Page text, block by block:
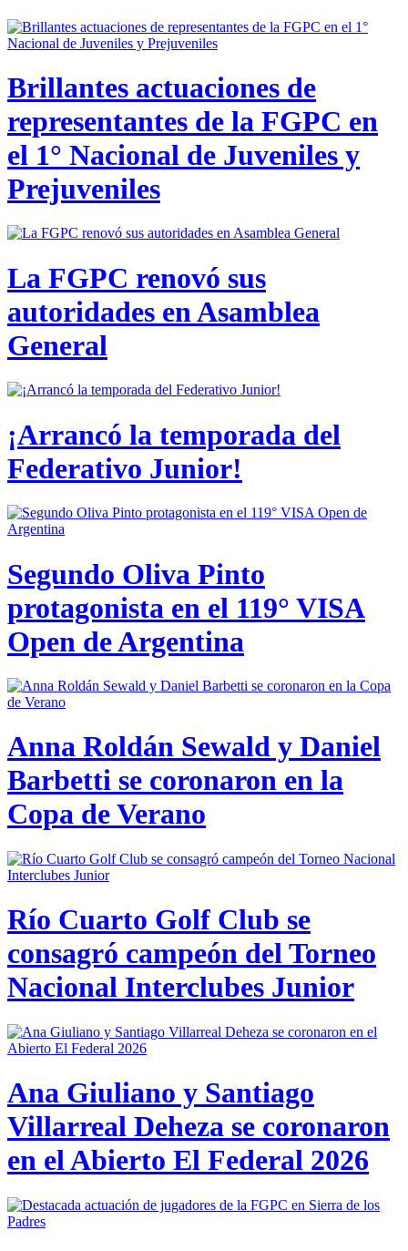
Brillantes actuaciones de
representantes de la FGPC en
el 1° Nacional de Juveniles y
Prejuveniles
La FGPC renovó sus
autoridades en Asamblea
General
¡Arrancó la temporada del
Federativo Junior!
Segundo Oliva Pinto
protagonista en el 119° VISA
Open de Argentina
Anna Roldán Sewald y Daniel
Barbetti se coronaron en la
Copa de Verano
Río Cuarto Golf Club se
consagró campeón del Torneo
Nacional Interclubes Junior
Ana Giuliano y Santiago
Villarreal Deheza se coronaron
en el Abierto El Federal 2026